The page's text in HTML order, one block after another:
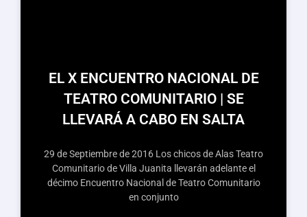
EL X ENCUENTRO NACIONAL DE
TEATRO COMUNITARIO | SE
LLEVARÁ A CABO EN SALTA
29 de Septiembre de 2016 Los chicos de Alas Teatro
Comunitario de Villa Juanita llevarán adelante el
décimo Encuentro Nacional de Teatro Comunitario
en conjunto